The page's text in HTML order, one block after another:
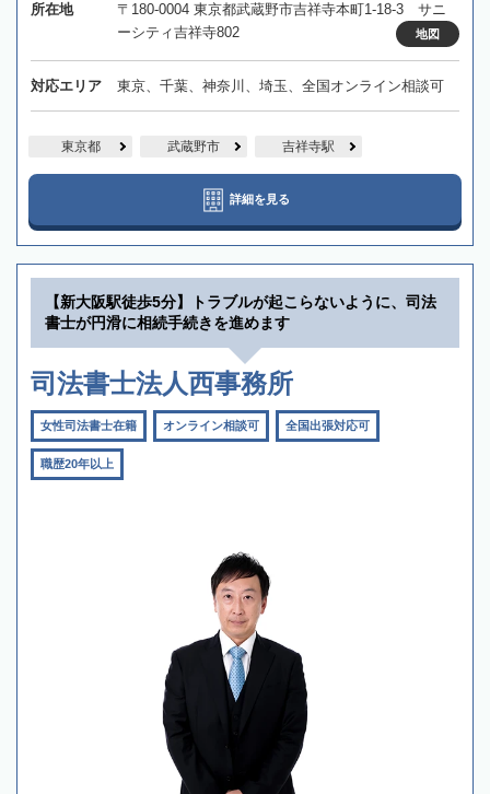
所在地
〒180-0004 東京都武蔵野市吉祥寺本町1-18-3 サニ
ーシティ吉祥寺802
地図
対応エリア 東京、千葉、神奈川、埼玉、全国オンライン相談可
東京都 武蔵野市 吉祥寺駅
詳細を見る
【新大阪駅徒歩5分】トラブルが起こらないように、司法
書士が円滑に相続手続きを進めます
司法書士法人西事務所
女性司法書士在籍 オンライン相談可 全国出張対応可
職歴20年以上